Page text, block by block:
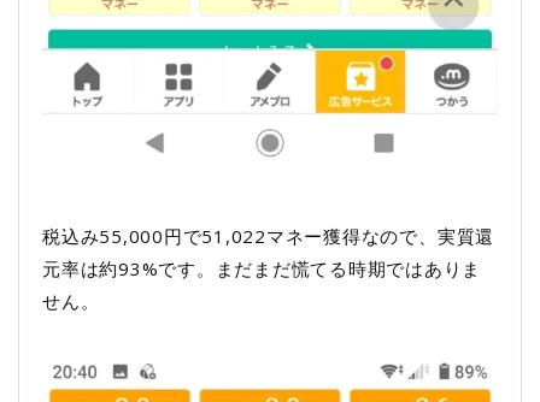
税込み55,000円で51,022マネー獲得なので、実質還
元率は約93%です。まだまだ慌てる時期ではありま
せん。